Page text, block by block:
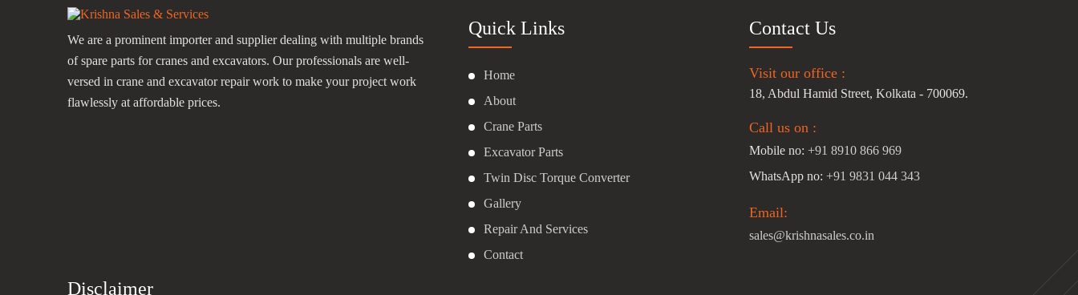
We are a prominent importer and supplier dealing with multiple brands
of spare parts for cranes and excavators. Our professionals are well-
versed in crane and excavator repair work to make your project work
flawlessly at affordable prices.
Quick Links
Home
About
Crane Parts
Excavator Parts
Twin Disc Torque Converter
Gallery
Repair And Services
Contact
Contact Us
Visit our office :
18, Abdul Hamid Street, Kolkata - 700069.
Call us on :
Mobile no: +91 8910 866 969
WhatsApp no: +91 9831 044 343
Email:
sales@krishnasales.co.in
Disclaimer